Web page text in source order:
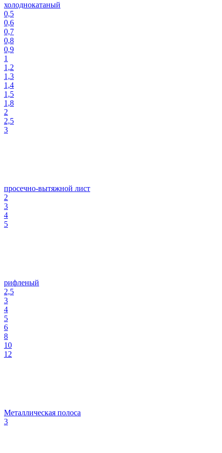
холоднокатаный
0,5
0,6
0,7
0,8
0,9
1
1,2
1,3
1,4
1,5
1,8
2
2,5
3
просечно-вытяжной лист
2
3
4
5
рифленый
2,5
3
4
5
6
8
10
12
Металлическая полоса
3